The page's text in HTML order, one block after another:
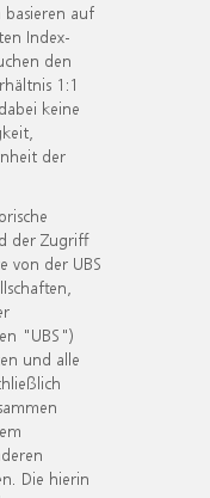
basieren auf
Index-
den
1:1
keine
der
der Zugriff
von der UBS
"UBS")
und alle
Die hierin